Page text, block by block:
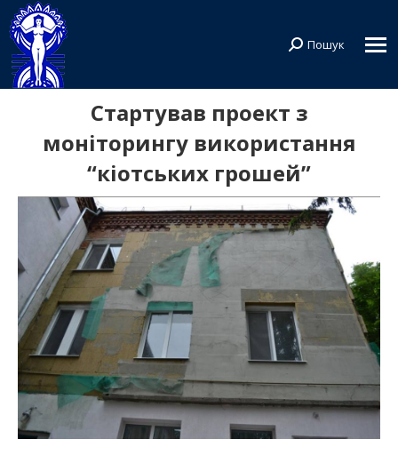
Search:
Пошук
Стартував проект з
моніторингу використання
“кіотських грошей”